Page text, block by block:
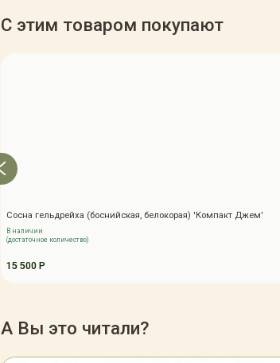
С этим товаром покупают
Сосна гельдрейха (боснийская, белокорая) 'Компакт Джем'
В наличии
(достаточное количество)
15 500 Р
А Вы это читали?